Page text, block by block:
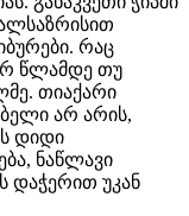
რაც
წლამდე თუ
თიაქარი
არ არის,
დიდი
ნაწლავი
დაჭერით უკან